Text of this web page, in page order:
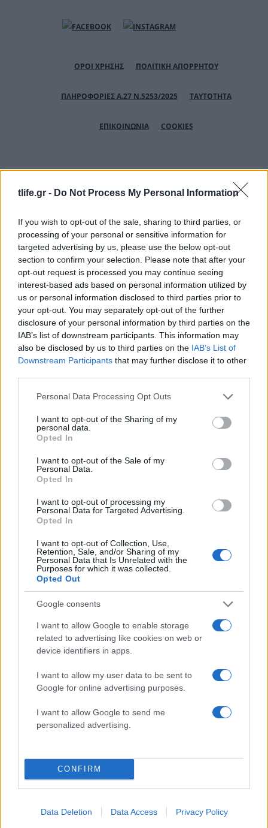
tlife.gr - Do Not Process My Personal Information
If you wish to opt-out of the sale, sharing to third parties, or
processing of your personal or sensitive information for
targeted advertising by us, please use the below opt-out
section to confirm your selection. Please note that after your
opt-out request is processed you may continue seeing
interest-based ads based on personal information utilized by
us or personal information disclosed to third parties prior to
your opt-out. You may separately opt-out of the further
disclosure of your personal information by third parties on the
IAB’s list of downstream participants. This information may
also be disclosed by us to third parties on the IAB’s List of
Downstream Participants that may further disclose it to other
Please note that this website/app uses one or more Google
not limited to your visit or usage behaviour. You may click to
grant or deny consent to Google and its third-party tags to
use your data for below specified purposes in below Google
consent section.
Personal Data Processing Opt Outs
I want to opt-out of the Sharing of my
personal data.
Opted In
I want to opt-out of the Sale of my
Personal Data.
Opted In
I want to opt-out of processing my
Personal Data for Targeted Advertising.
Opted In
I want to opt-out of Collection, Use,
Retention, Sale, and/or Sharing of my
Personal Data that Is Unrelated with the
Purposes for which it was collected.
Opted Out
Google consents
I want to allow Google to enable storage
related to advertising like cookies on web or
device identifiers in apps.
I want to allow my user data to be sent to
Google for online advertising purposes.
I want to allow Google to send me
personalized advertising.
CONFIRM
Data Deletion Data Access Privacy Policy
ΟΡΟΙ ΧΡΗΣΗΣ ΠΟΛΙΤΙΚΗ ΑΠΟΡΡΗΤΟΥ
ΠΛΗΡΟΦΟΡΙΕΣ Α.27 Ν.5253/2025 ΤΑΥΤΟΤΗΤΑ
ΕΠΙΚΟΙΝΩΝΙΑ COOKIES
Αριθμός Πιστοποίησης Μ.Η.Τ.232164